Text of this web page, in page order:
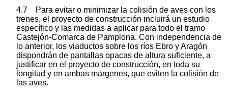
4.7 Para evitar o minimizar la colisión de aves con los
trenes, el proyecto de construcción incluirá un estudio
específico y las medidas a aplicar para todo el tramo
Castejón-Comarca de Pamplona. Con independencia de
lo anterior, los viaductos sobre los ríos Ebro y Aragón
dispondrán de pantallas opacas de altura suficiente, a
justificar en el proyecto de construcción, en toda su
longitud y en ambas márgenes, que eviten la colisión de
las aves.